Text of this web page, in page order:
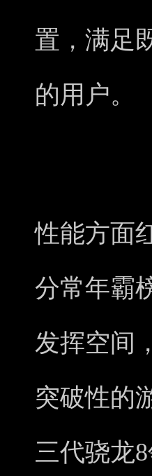
置，满足
的用户。
性能方面
分常年霸
发挥空间
突破性的
三代骁龙